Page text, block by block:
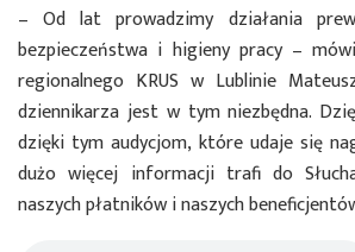
– Od lat prowadzimy działania
bezpieczeństwa i higieny pracy –
regionalnego KRUS w Lublinie
dziennikarza jest w tym niezbędna.
dzięki tym audycjom, które udaje się
dużo więcej informacji trafi do
naszych płatników i naszych